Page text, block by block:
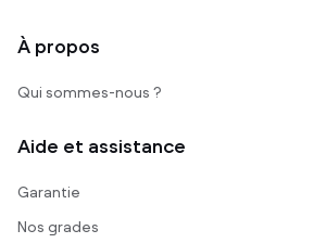
À propos
Qui sommes-nous ?
Aide et assistance
Garantie
Nos grades